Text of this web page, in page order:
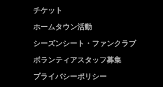
チケット
ホームタウン活動
シーズンシート・ファンクラブ
ボランティアスタッフ募集
プライバシーポリシー